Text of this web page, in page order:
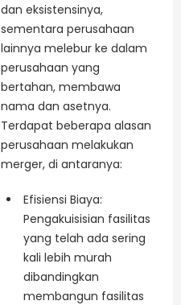
dan eksistensinya,
sementara perusahaan
lainnya melebur ke dalam
perusahaan yang
bertahan, membawa
nama dan asetnya.
Terdapat beberapa alasan
perusahaan melakukan
merger, di antaranya:
Efisiensi Biaya:
Pengakuisisian fasilitas
yang telah ada sering
kali lebih murah
dibandingkan
membangun fasilitas